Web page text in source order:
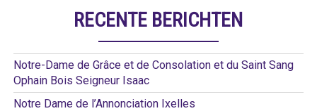
RECENTE BERICHTEN
Notre-Dame de Grâce et de Consolation et du Saint Sang
Ophain Bois Seigneur Isaac
Notre Dame de l’Annonciation Ixelles